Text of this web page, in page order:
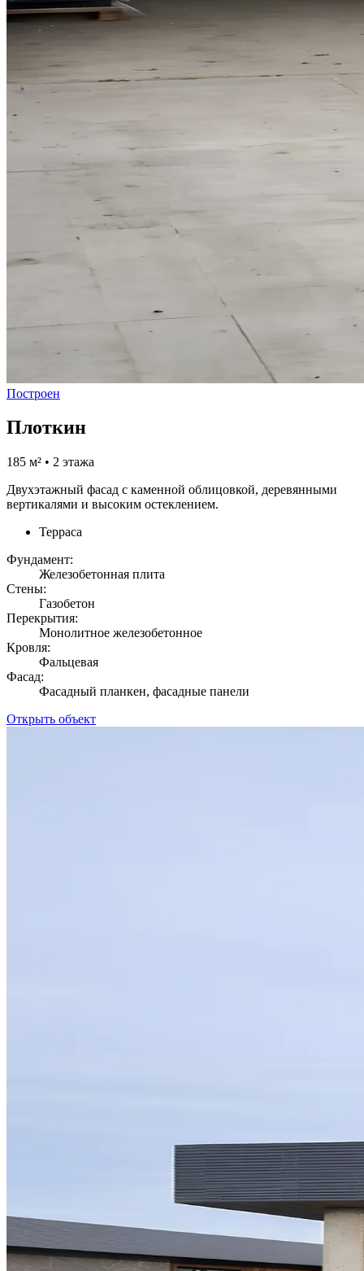
Построен
Плоткин
185 м² • 2 этажа
Двухэтажный фасад с каменной облицовкой, деревянными
вертикалями и высоким остеклением.
Терраса
Фундамент:
Железобетонная плита
Стены:
Газобетон
Перекрытия:
Монолитное железобетонное
Кровля:
Фальцевая
Фасад:
Фасадный планкен, фасадные панели
Открыть объект